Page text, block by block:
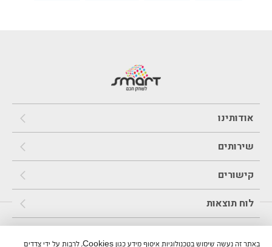
אודותינו
שירותים
קישורים
לוח תוצאות
באתר זה נעשה שימוש בטכנולוגיות איסוף מידע כגון Cookies, לרבות על ידי צדדים